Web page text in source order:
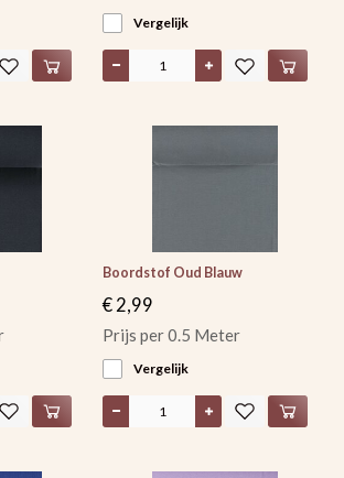
Vergelijk
Boordstof Oud Blauw
€ 2,99
Prijs per 0.5 Meter
Vergelijk